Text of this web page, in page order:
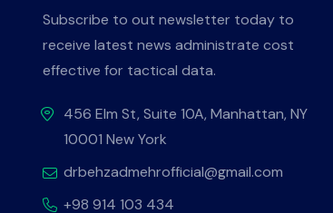
Subscribe to out newsletter today to
receive latest news administrate cost
effective for tactical data.
456 Elm St, Suite 10A, Manhattan, NY
10001 New York
drbehzadmehrofficial@gmail.com
+98 914 103 434